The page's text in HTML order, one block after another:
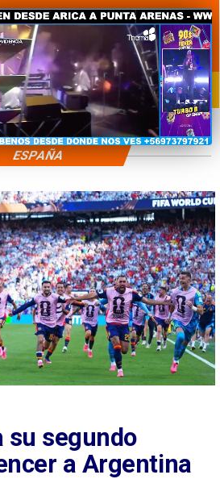
DEPORTES
su segundo
a Argentina
ESPAÑA